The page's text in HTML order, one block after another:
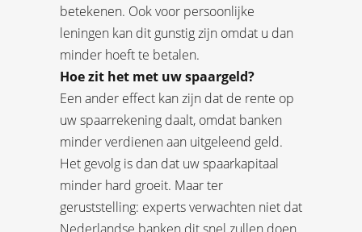
betekenen. Ook voor persoonlijke
leningen kan dit gunstig zijn omdat u dan
minder hoeft te betalen.
Hoe zit het met uw spaargeld?
Een ander effect kan zijn dat de rente op
uw spaarrekening daalt, omdat banken
minder verdienen aan uitgeleend geld.
Het gevolg is dan dat uw spaarkapitaal
minder hard groeit. Maar ter
geruststelling: experts verwachten niet dat